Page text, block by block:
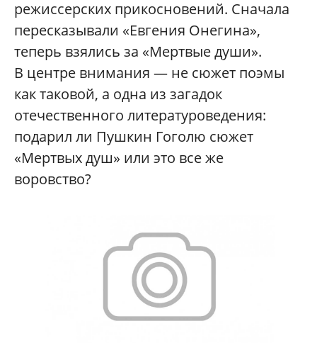
режиссерских прикосновений. Сначала
пересказывали «Евгения Онегина»,
теперь взялись за «Мертвые души».
В центре внимания — не сюжет поэмы
как таковой, а одна из загадок
отечественного литературоведения:
подарил ли Пушкин Гоголю сюжет
«Мертвых душ» или это все же
воровство?